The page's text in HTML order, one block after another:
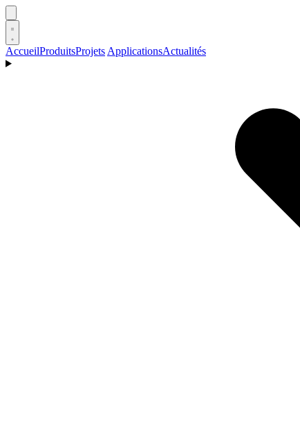
AccueilProduitsProjets ApplicationsActualités